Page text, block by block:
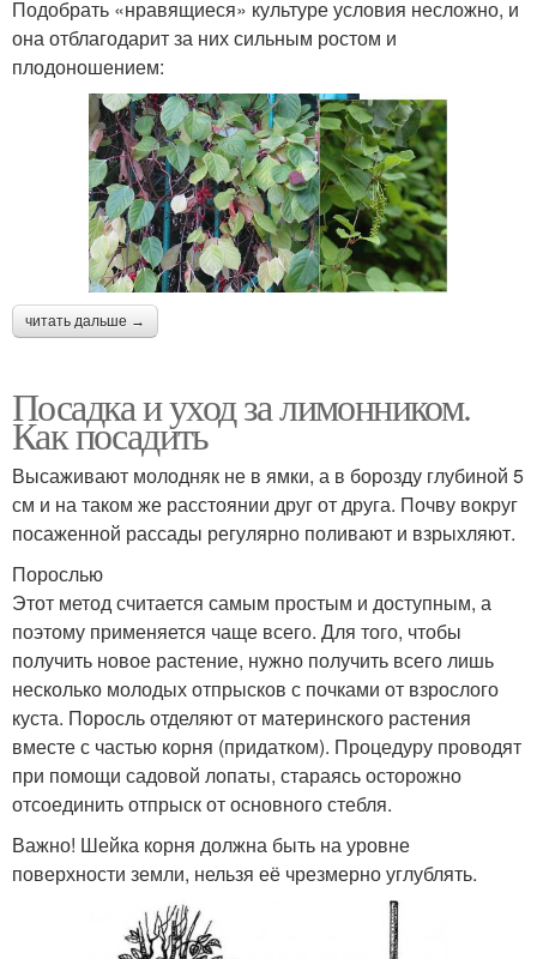
Подобрать «нравящиеся» культуре условия несложно, и
она отблагодарит за них сильным ростом и
плодоношением:
читать дальше →
Посадка и уход за лимонником.
Как посадить
Высаживают молодняк не в ямки, а в борозду глубиной 5
см и на таком же расстоянии друг от друга. Почву вокруг
посаженной рассады регулярно поливают и взрыхляют.
Порослью
Этот метод считается самым простым и доступным, а
поэтому применяется чаще всего. Для того, чтобы
получить новое растение, нужно получить всего лишь
несколько молодых отпрысков с почками от взрослого
куста. Поросль отделяют от материнского растения
вместе с частью корня (придатком). Процедуру проводят
при помощи садовой лопаты, стараясь осторожно
отсоединить отпрыск от основного стебля.
Важно! Шейка корня должна быть на уровне
поверхности земли, нельзя её чрезмерно углублять.